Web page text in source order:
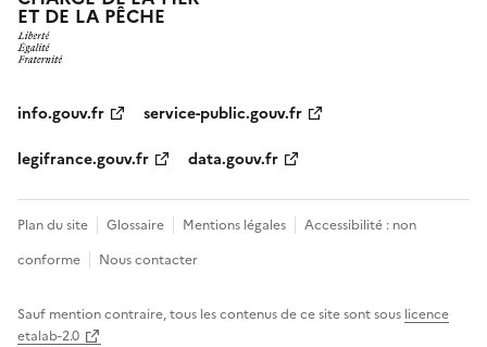
ET DE LA PÊCHE
info.gouv.fr
service-public.gouv.fr
legifrance.gouv.fr
data.gouv.fr
Plan du site Glossaire Mentions légales
Accessibilité : non
conforme
Nous contacter
Sauf mention contraire, tous les contenus de ce site sont sous licence
etalab-2.0